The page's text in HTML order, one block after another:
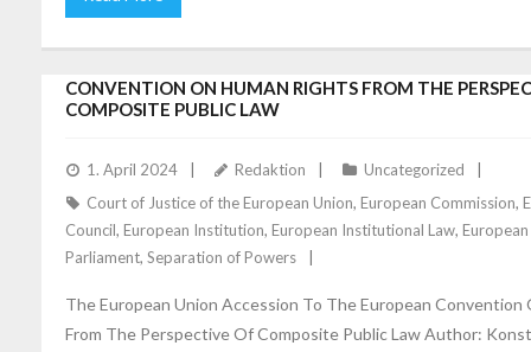
CONVENTION ON HUMAN RIGHTS FROM THE
COMPOSITE PUBLIC LAW
1. April 2024 Redaktion
Uncategorized
Court of Justice of the European Union, European Commission,
Council, European Institution, European Institutional Law,
Parliament, Separation of Powers
The European Union Accession To The European Convention
From The Perspective Of Composite Public Law Author: